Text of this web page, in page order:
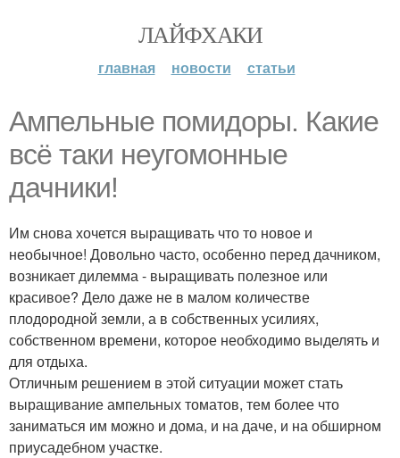
ЛАЙФХАКИ
главная новости статьи
Ампельные помидоры. Какие
всё таки неугомонные
дачники!
Им снова хочется выращивать что то новое и
необычное! Довольно часто, особенно перед дачником,
возникает дилемма - выращивать полезное или
красивое? Дело даже не в малом количестве
плодородной земли, а в собственных усилиях,
собственном времени, которое необходимо выделять и
для отдыха.
Отличным решением в этой ситуации может стать
выращивание ампельных томатов, тем более что
заниматься им можно и дома, и на даче, и на обширном
приусадебном участке.